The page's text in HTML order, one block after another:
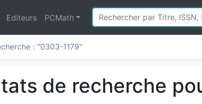
Editeurs PCMath
: "0303-1179"
de recherche